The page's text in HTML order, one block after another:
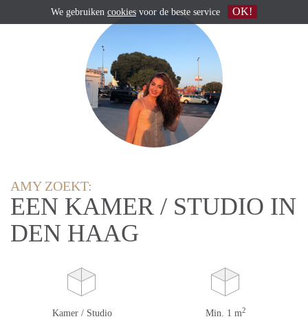
AMY ZOEKT:
EEN KAMER / STUDIO IN
DEN HAAG
Kamer / Studio Min. 1 m2
We gebruiken cookies voor de beste service OK!